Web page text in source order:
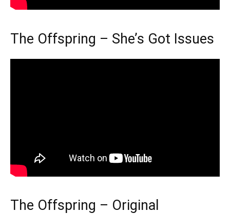
The Offspring – She’s Got Issues
The Offspring – Original